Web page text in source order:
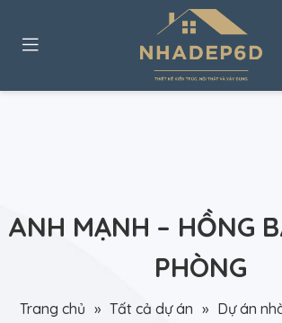
ANH MẠNH – HỒNG
PHÒNG
Trang chủ » Tất cả dự án » Dự án